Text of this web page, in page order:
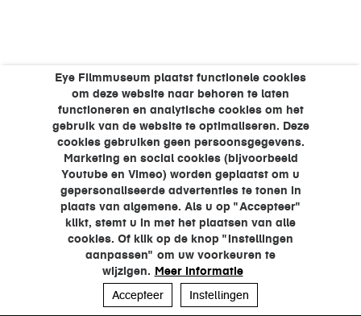
Eye Filmmuseum plaatst functionele cookies
om deze website naar behoren te laten
functioneren en analytische cookies om het
gebruik van de website te optimaliseren. Deze
cookies gebruiken geen persoonsgegevens.
Marketing en social cookies (bijvoorbeeld
Youtube en Vimeo) worden geplaatst om u
gepersonaliseerde advertenties te tonen in
plaats van algemene. Als u op "Accepteer"
klikt, stemt u in met het plaatsen van alle
cookies. Of klik op de knop "Instellingen
aanpassen" om uw voorkeuren te
wijzigen. Meer informatie
Accepteer
Instellingen